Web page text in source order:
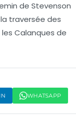
de Stevenson
la traversée des
Calanques de
WHATSAPP